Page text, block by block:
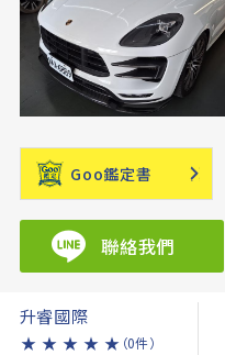
Goo鑑定書
聯絡我們
升睿國際
★ ★ ★ ★ ★ （0件）